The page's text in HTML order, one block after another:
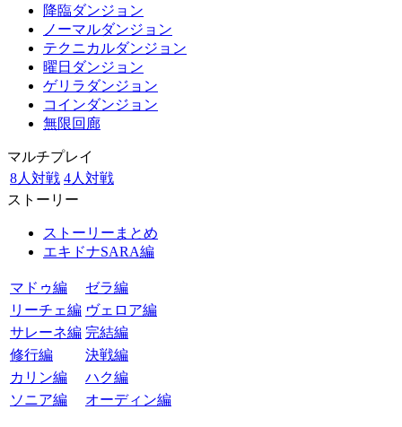
降臨ダンジョン
ノーマルダンジョン
テクニカルダンジョン
曜日ダンジョン
ゲリラダンジョン
コインダンジョン
無限回廊
マルチプレイ
8人対戦 4人対戦
ストーリー
ストーリーまとめ
エキドナSARA編
マドゥ編
ゼラ編
リーチェ編 ヴェロア編
サレーネ編 完結編
修行編
決戦編
カリン編
ハク編
ソニア編
オーディン編